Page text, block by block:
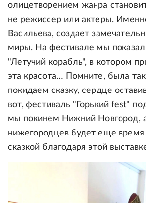
олицетворением жанра
не режиссер или актеры.
Васильева, создает
миры. На фестивале мы
"Летучий корабль", в котором
эта красота… Помните, была
покидаем сказку, сердце
вот, фестиваль "Горький fest"
мы покинем Нижний Новгород,
нижегородцев будет еще время
сказкой благодаря этой